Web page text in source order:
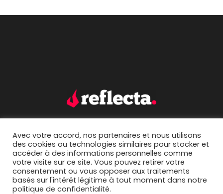
accueil. portfolio.
mentions légales. contact.
Avec votre accord, nos partenaires et nous utilisons
des cookies ou technologies similaires pour stocker et
accéder à des informations personnelles comme
votre visite sur ce site. Vous pouvez retirer votre
consentement ou vous opposer aux traitements
basés sur l'intérêt légitime à tout moment dans notre
politique de confidentialité.